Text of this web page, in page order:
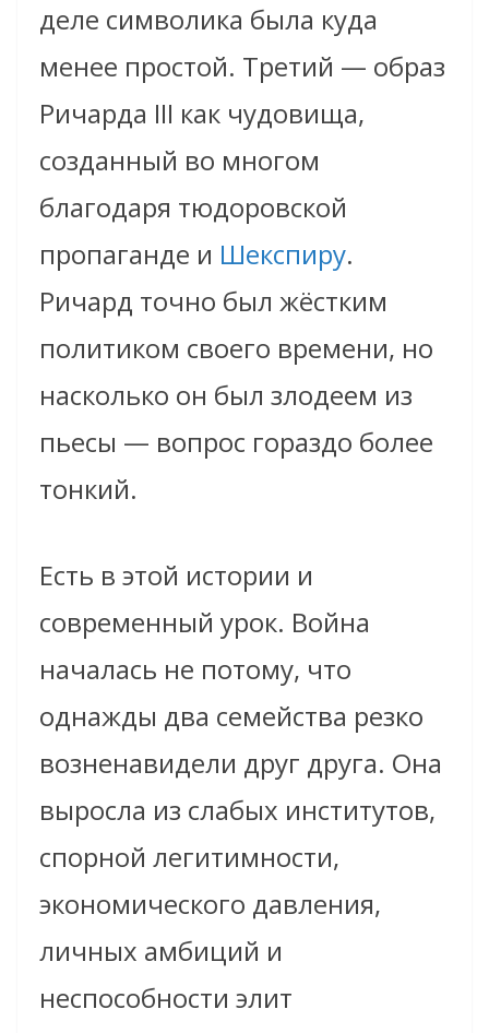
деле символика была куда
менее простой. Третий — образ
Ричарда III как чудовища,
созданный во многом
благодаря тюдоровской
пропаганде и Шекспиру.
Ричард точно был жёстким
политиком своего времени, но
насколько он был злодеем из
пьесы — вопрос гораздо более
тонкий.
Есть в этой истории и
современный урок. Война
началась не потому, что
однажды два семейства резко
возненавидели друг друга. Она
выросла из слабых институтов,
спорной легитимности,
экономического давления,
личных амбиций и
неспособности элит